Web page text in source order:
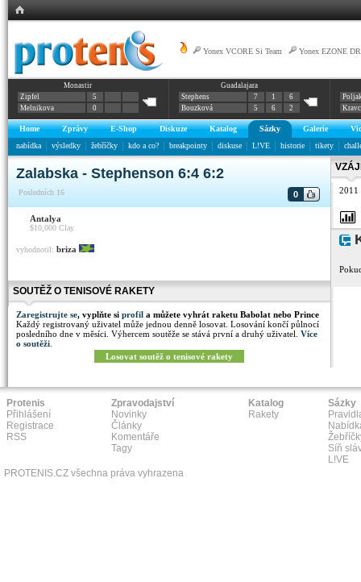
Yonex VCORE Si Team Yonex EZONE
Monastir
Zipfel
5
Melnikova
0
Guadalajara
Stephens
7 1
6
Bouzková
5 6 2
Home Zprávy E-Shop Diskuze Katalog Sázky Galerie
nabídka
výsledky žebříčky kdo a co? breakpointy diskuse L!VE historie tikety
Zalabska - Stephenson 6:4 6:2
Posledních 16 0
Antalya
$10,000 Clay
vyhodnotil: briza
SOUTĚŽ O TENISOVÉ RAKETY
Zaregistrujte se, vyplňte si profil a můžete vyhrát raketu Babolat nebo Prince
Každý registrovaný uživatel může jednou denně losovat. Losování končí půlnocí
posledního dne v měsíci. Výhercem soutěže se stává první a druhý uživatel. Více
o soutěži
Losovat soutěž o tenisové rakety
2011
Protenis
Přihlášení
Registrace
RSS
Zpravodajství
Novinky
Články
Komentáře
Tagy
Katalog
Rakety
Sázky
Síň
L!VE
PROTENIS.CZ všechna práva vyhrazena